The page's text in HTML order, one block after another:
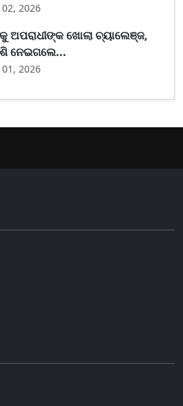
2026
ଅପରାଧୀଙ୍କ ଖୋଲା ଚ୍ୟାଲେଞ୍ଜ,
ନେଇଗଲେ...
2026